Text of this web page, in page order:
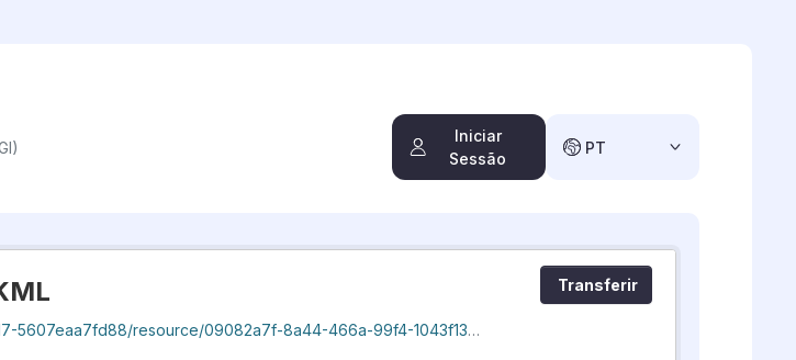
Iniciar
Sessão
PT
Transferir
8a44-466a-99f4-1043f1385675/download/geocascais-augi_20260806_193020.kml